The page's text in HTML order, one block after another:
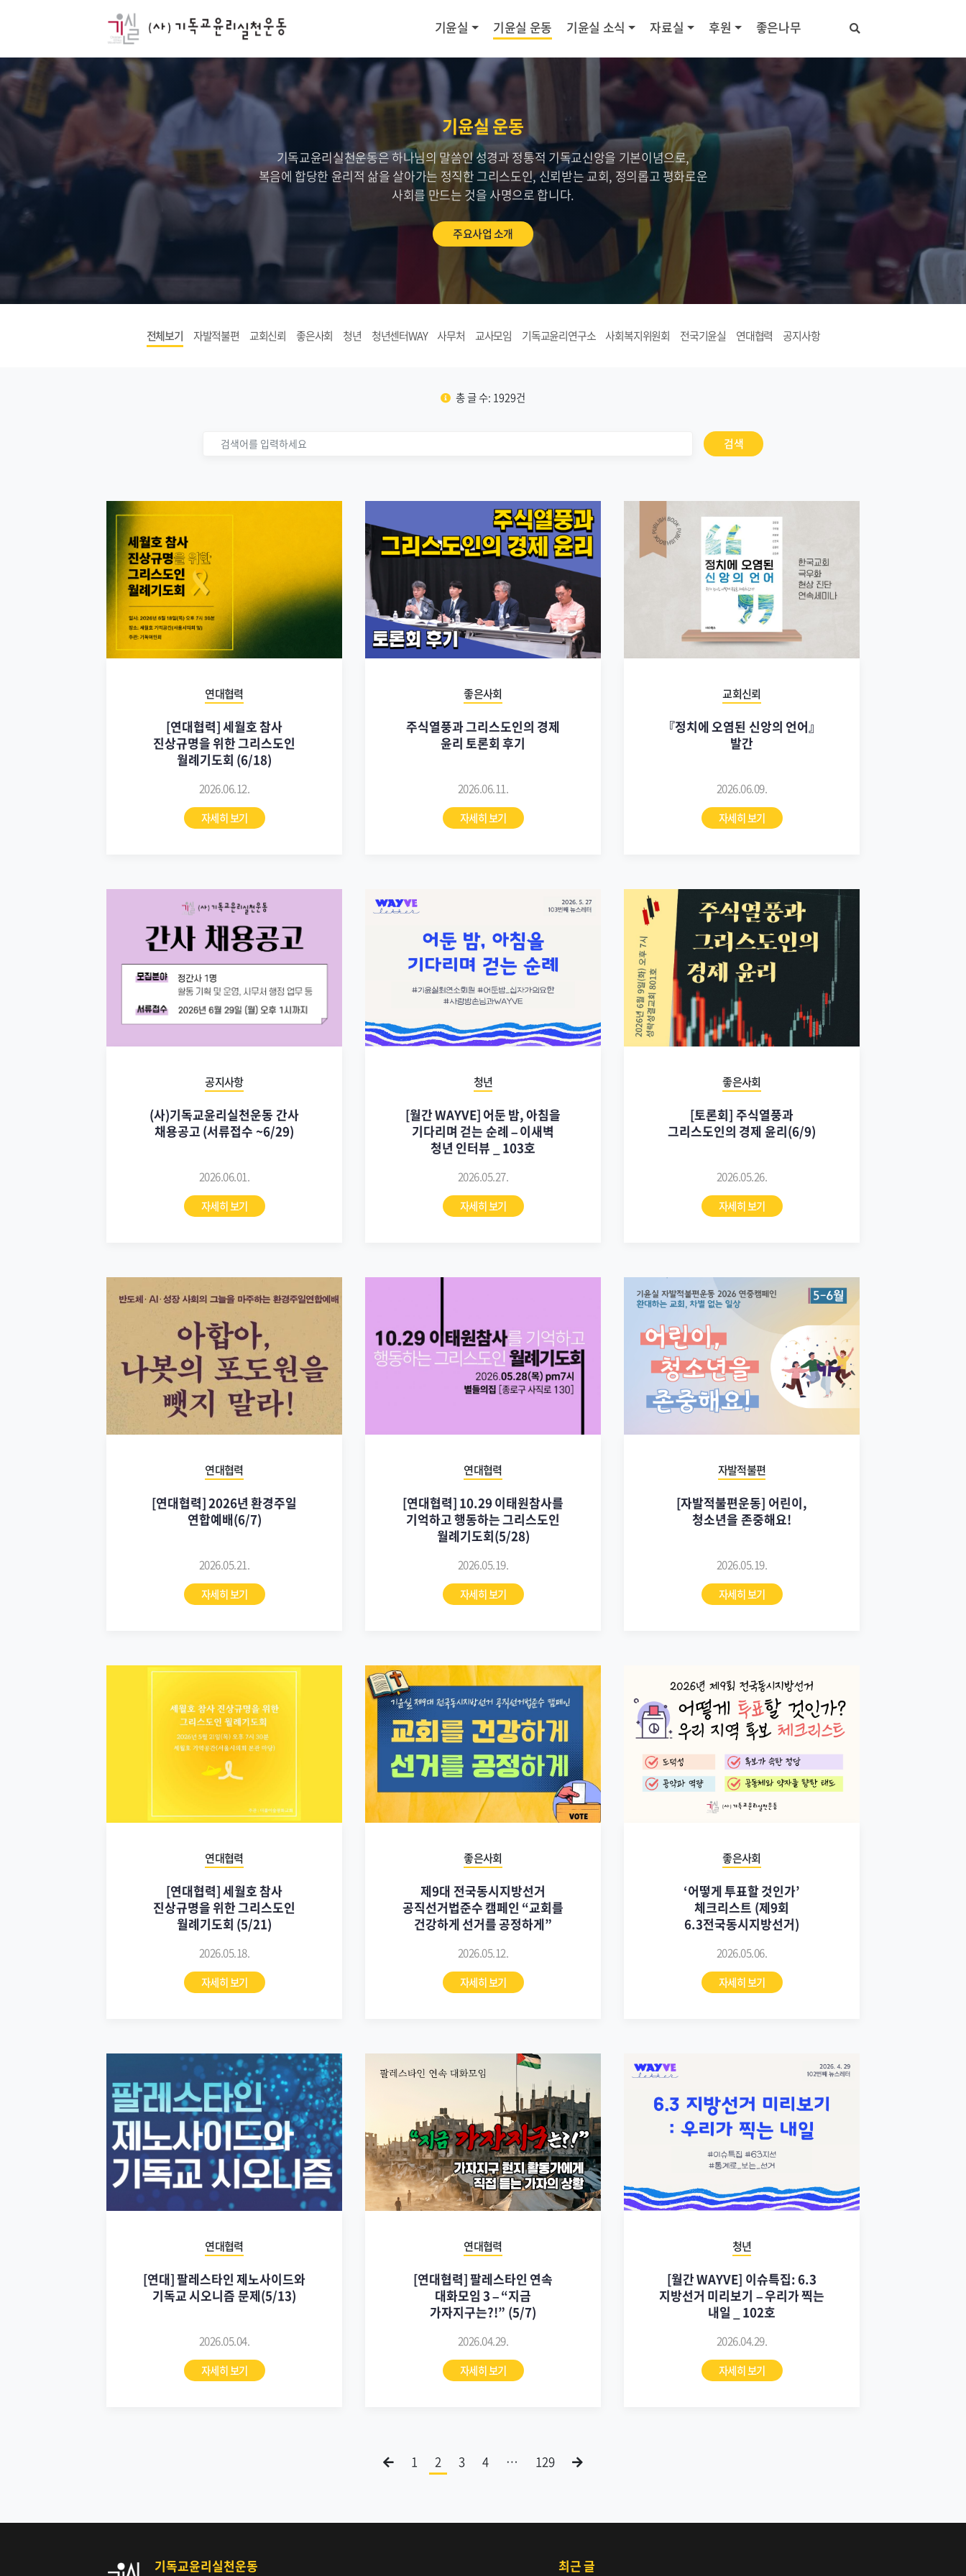
기윤실 기윤실 운동 기윤실 소식 자료실 후원 좋은나무
기윤실 운동
기독교윤리실천운동은 하나님의 말씀인 성경과 정통적 기독교신앙을 기본이념으로,
복음에 합당한 윤리적 삶을 살아가는 정직한 그리스도인, 신뢰받는 교회, 정의롭고 평화로운
사회를 만드는 것을 사명으로 합니다.
주요사업 소개
전체보기 자발적불편 교회신뢰 좋은사회 청년 청년센터WAY 사무처 교사모임 기독교윤리연구소 사회복지위원회 전국기윤실 연대협력 공지사항
총 글 수: 1929건
검색
연대협력
[연대협력] 세월호 참사
진상규명을 위한 그리스도인
월례기도회 (6/18)
2026.06.12.
자세히 보기
좋은사회
주식열풍과 그리스도인의 경제
윤리 토론회 후기
2026.06.11.
자세히 보기
교회신뢰
『정치에 오염된 신앙의 언어』
발간
2026.06.09.
자세히 보기
공지사항
(사)기독교윤리실천운동 간사
채용공고 (서류접수 ~6/29)
2026.06.01.
자세히 보기
청년
[월간 WAYVE] 어둔 밤, 아침을
기다리며 걷는 순례 – 이새벽
청년 인터뷰 _ 103호
2026.05.27.
자세히 보기
좋은사회
[토론회] 주식열풍과
그리스도인의 경제 윤리(6/9)
2026.05.26.
자세히 보기
연대협력
[연대협력] 2026년 환경주일
연합예배(6/7)
2026.05.21.
자세히 보기
연대협력
[연대협력] 10.29 이태원참사를
기억하고 행동하는 그리스도인
월례기도회(5/28)
2026.05.19.
자세히 보기
자발적불편
[자발적불편운동] 어린이,
청소년을 존중해요!
2026.05.19.
자세히 보기
연대협력
[연대협력] 세월호 참사
진상규명을 위한 그리스도인
월례기도회 (5/21)
2026.05.18.
자세히 보기
좋은사회
제9대 전국동시지방선거
공직선거법준수 캠페인 “교회를
건강하게 선거를 공정하게”
2026.05.12.
자세히 보기
좋은사회
‘어떻게 투표할 것인가’
체크리스트 (제9회
6.3전국동시지방선거)
2026.05.06.
자세히 보기
연대협력
[연대] 팔레스타인 제노사이드와
기독교 시오니즘 문제(5/13)
2026.05.04.
자세히 보기
연대협력
[연대협력] 팔레스타인 연속
대화모임 3 – “지금
가자지구는?!” (5/7)
2026.04.29.
자세히 보기
청년
[월간 WAYVE] 이슈특집: 6.3
지방선거 미리보기 – 우리가 찍는
내일 _ 102호
2026.04.29.
자세히 보기
1 2 3 4 … 129
기독교윤리실천운동 최근 글